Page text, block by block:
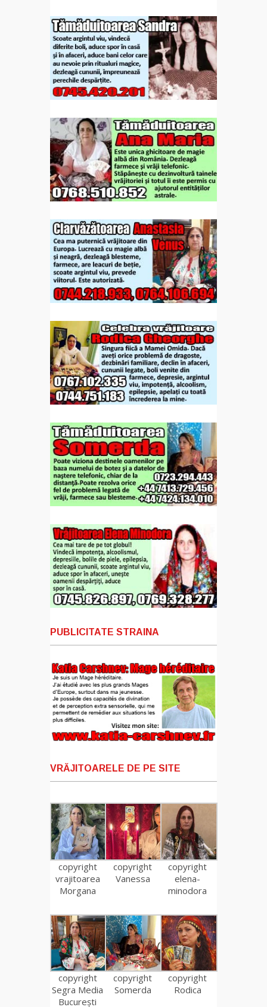
PUBLICITATE STRAINA
VRĂJITOARELE DE PE SITE
copyright
vrajitoarea
Morgana
copyright
Vanessa
copyright
elena-
minodora
copyright
Segra Media
București
copyright
Somerda
copyright
Rodica